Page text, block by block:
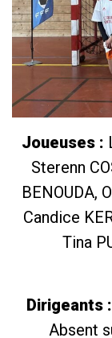
Joueuses :
Sterenn
BENOUDA,
Candice
Tina
Dirigeants :
Absent